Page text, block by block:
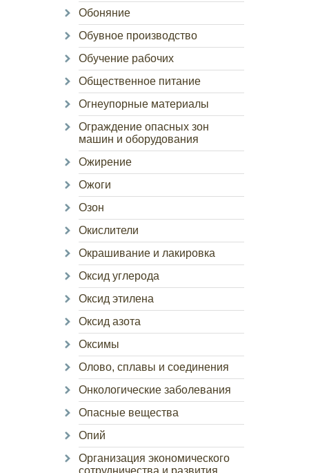
Обоняние
Обувное производство
Обучение рабочих
Общественное питание
Огнеупорные материалы
Ограждение опасных зон
машин и оборудования
Ожирение
Ожоги
Озон
Окислители
Окрашивание и лакировка
Оксид углерода
Оксид этилена
Оксид азота
Оксимы
Олово, сплавы и соединения
Онкологические заболевания
Опасные вещества
Опий
Организация экономического
сотрудничества и развития